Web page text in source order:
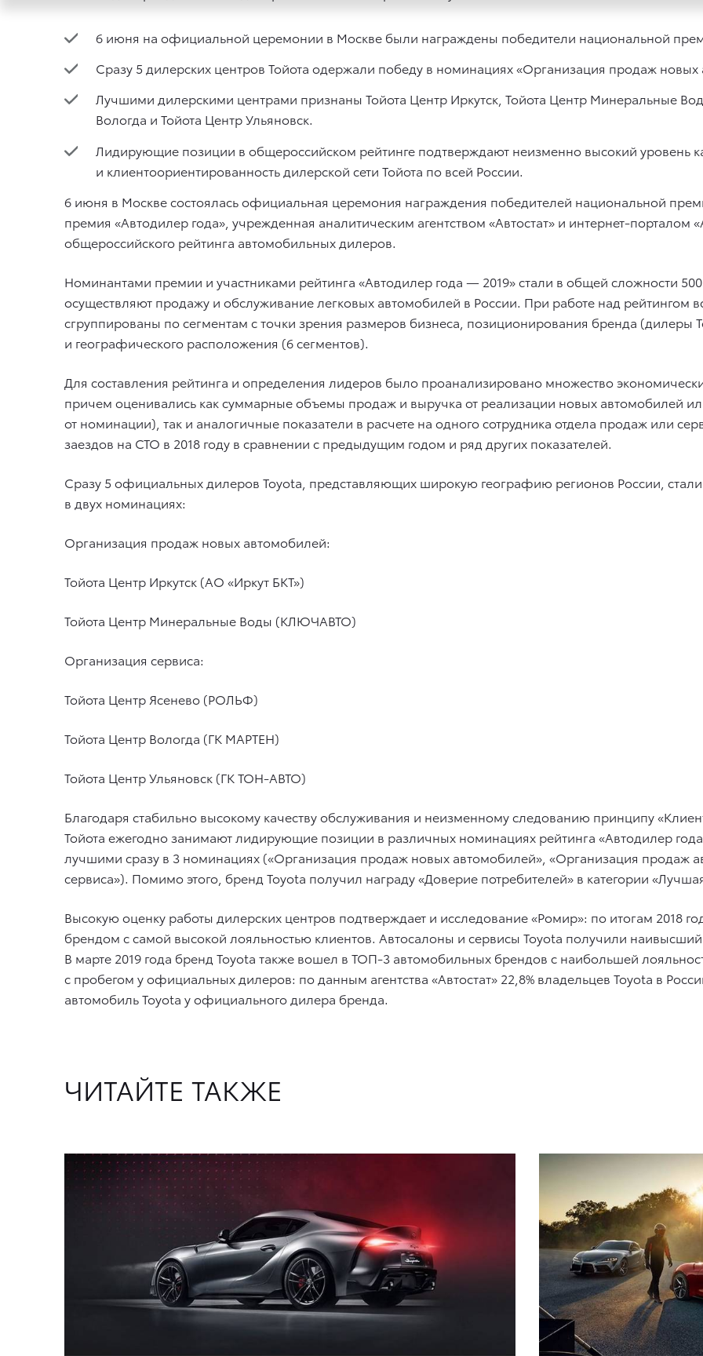
6 июня на официальной церемонии в Москве были награждены победители национальной
Сразу 5 дилерских центров Тойота одержали победу в номинациях «Организация продаж
Лучшими дилерскими центрами признаны Тойота Центр Иркутск, Тойота Центр Минеральные
Вологда и Тойота Центр Ульяновск.
Лидирующие позиции в общероссийском рейтинге подтверждают неизменно высокий уровень
и клиентоориентированность дилерской сети Тойота по всей России.
6 июня в Москве состоялась официальная церемония награждения победителей национальной
премия «Автодилер года», учрежденная аналитическим агентством «Автостат» и интернет-
общероссийского рейтинга автомобильных дилеров.
Номинантами премии и участниками рейтинга «Автодилер года — 2019» стали в общей сложности
осуществляют продажу и обслуживание легковых автомобилей в России. При работе над рейтингом
сгруппированы по сегментам с точки зрения размеров бизнеса, позиционирования бренда (дилеры
и географического расположения (6 сегментов).
Для составления рейтинга и определения лидеров было проанализировано множество
причем оценивались как суммарные объемы продаж и выручка от реализации новых автомобилей
от номинации), так и аналогичные показатели в расчете на одного сотрудника отдела продаж или
заездов на СТО в 2018 году в сравнении с предыдущим годом и ряд других показателей.
Cразу 5 официальных дилеров Toyota, представляющих широкую географию регионов России,
в двух номинациях:
Организация продаж новых автомобилей:
Тойота Центр Иркутск (АО «Иркут БКТ»)
Тойота Центр Минеральные Воды (КЛЮЧАВТО)
Организация сервиса:
Тойота Центр Ясенево (РОЛЬФ)
Тойота Центр Вологда (ГК МАРТЕН)
Тойота Центр Ульяновск (ГК ТОН-АВТО)
Благодаря стабильно высокому качеству обслуживания и неизменному следованию принципу
Тойота ежегодно занимают лидирующие позиции в различных номинациях рейтинга «Автодилер
лучшими сразу в 3 номинациях («Организация продаж новых автомобилей», «Организация продаж
сервиса»). Помимо этого, бренд Toyota получил награду «Доверие потребителей» в категории
Высокую оценку работы дилерских центров подтверждает и исследование «Ромир»: по итогам 2018
брендом с самой высокой лояльностью клиентов. Автосалоны и сервисы Toyota получили
В марте 2019 года бренд Toyota также вошел в ТОП-3 автомобильных брендов с наибольшей
с пробегом у официальных дилеров: по данным агентства «Автостат» 22,8% владельцев Toyota в
автомобиль Toyota у официального дилера бренда.
ЧИТАЙТЕ ТАКЖЕ